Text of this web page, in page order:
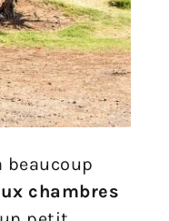
beaucoup
chambres